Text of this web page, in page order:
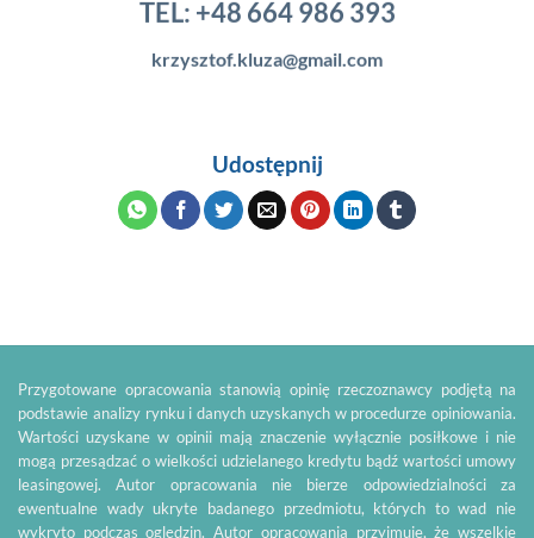
TEL: +48 664 986 393
krzysztof.kluza@gmail.com
Udostępnij
Przygotowane opracowania stanowią opinię rzeczoznawcy podjętą na
podstawie analizy rynku i danych uzyskanych w procedurze opiniowania.
Wartości uzyskane w opinii mają znaczenie wyłącznie posiłkowe i nie
mogą przesądzać o wielkości udzielanego kredytu bądź wartości umowy
leasingowej. Autor opracowania nie bierze odpowiedzialności za
ewentualne wady ukryte badanego przedmiotu, których to wad nie
wykryto podczas oględzin. Autor opracowania przyjmuje, że wszelkie